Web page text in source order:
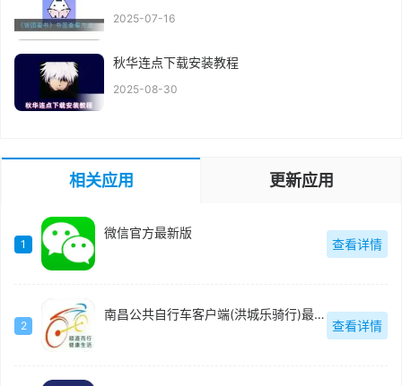
2025-07-16
秋华连点下载安装教程
2025-08-30
相关应用 更新应用
1
微信官方最新版
查看详情
2
南昌公共自行车客户端(洪城乐骑行)最新版
查看详情